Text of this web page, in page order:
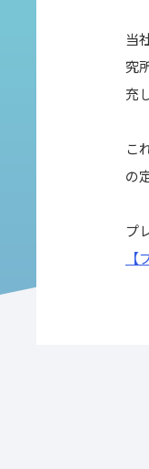
当
究
充
こ
の
プ